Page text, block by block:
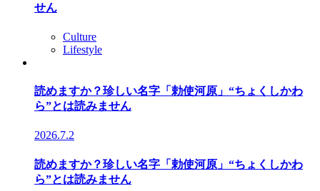
せん
Culture
Lifestyle
読めますか？珍しい名字「勅使河原」“ちょくしかわ
ら”とは読みません
2026.7.2
読めますか？珍しい名字「勅使河原」“ちょくしかわ
ら”とは読みません